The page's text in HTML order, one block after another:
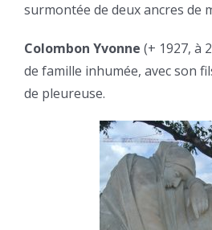
surmontée de deux ancres de
Colombon Yvonne (+ 1927, à
de famille inhumée, avec son
de pleureuse.